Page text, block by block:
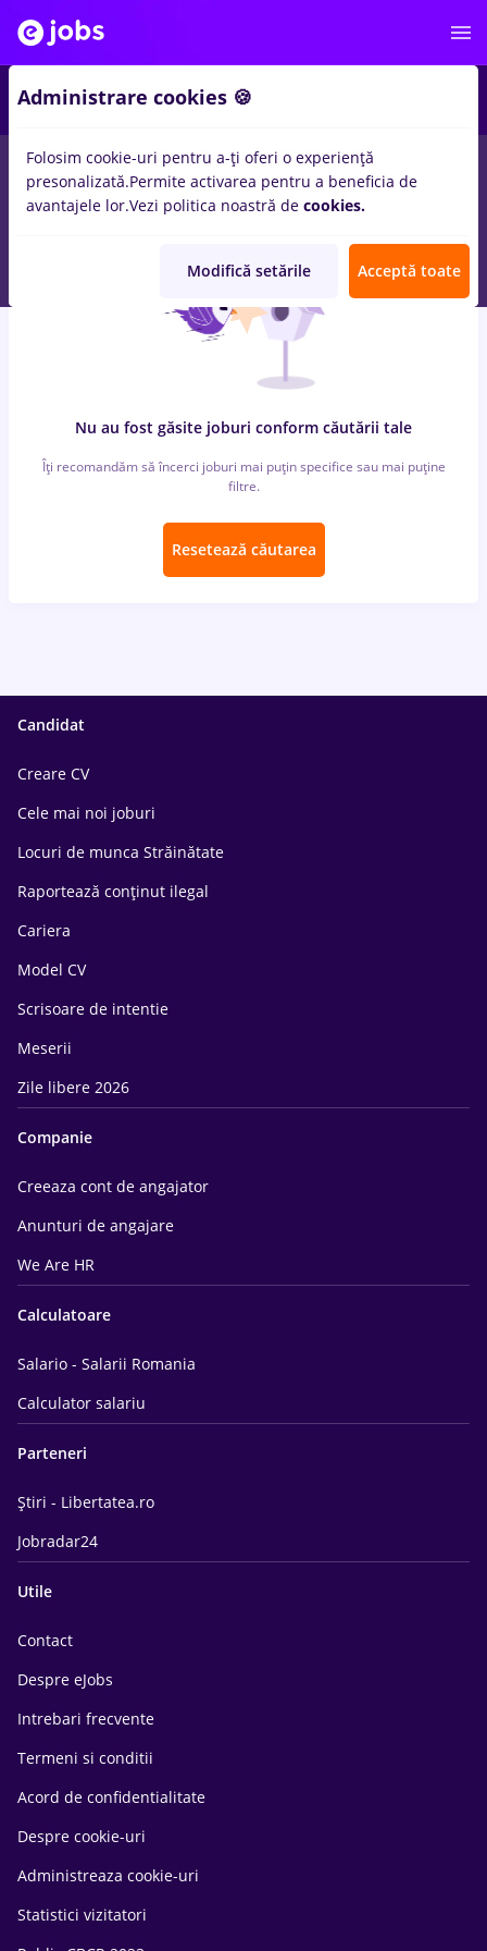
locuri de muncabritish american tobacco, Full time
NapocapentruEntry-Level (< 2 ani)inBanci, IT / Telecom
Nu au fost găsite joburi conform căutării tale
Îți recomandăm să încerci joburi mai puțin specifice sau mai puține
filtre.
Resetează căutarea
Candidat
Creare CV
Cele mai noi joburi
Locuri de munca Străinătate
Raportează conținut ilegal
Cariera
Model CV
Scrisoare de intentie
Meserii
Zile libere 2026
Companie
Creeaza cont de angajator
Anunturi de angajare
We Are HR
Calculatoare
Salario - Salarii Romania
Calculator salariu
Parteneri
Știri - Libertatea.ro
Jobradar24
Utile
Contact
Despre eJobs
Intrebari frecvente
Termeni si conditii
Acord de confidentialitate
Despre cookie-uri
Administreaza cookie-uri
Statistici vizitatori
Administrare cookies 🍪
Folosim cookie-uri pentru a-ți oferi o experiență
presonalizată.Permite activarea pentru a beneficia de
avantajele lor.Vezi politica noastră de cookies.
Modifică setările Acceptă toate